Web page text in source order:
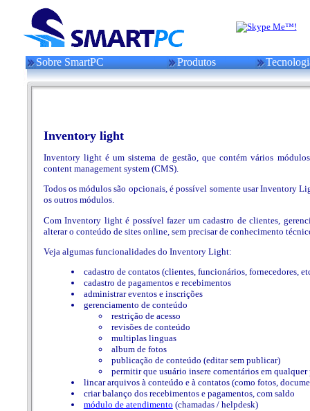
Sobre SmartPC Produtos
Inventory light
Inventory light é um sistema de gestão, que contém vários
content management system (CMS).
Todos os módulos são opcionais, é possível somente usar Inventory
os outros módulos.
Com Inventory light é possível fazer um cadastro de clientes,
alterar o conteúdo de sites online, sem precisar de conhecimento
Veja algumas funcionalidades do Inventory Light:
cadastro de contatos (clientes, funcionários, fornecedores,
cadastro de pagamentos e recebimentos
administrar eventos e inscrições
gerenciamento de conteúdo
restrição de acesso
revisões de conteúdo
multiplas linguas
album de fotos
publicação de conteúdo (editar sem publicar)
permitir que usuário insere comentários em qualquer
lincar arquivos à conteúdo e à contatos (como fotos,
criar balanço dos recebimentos e pagamentos, com saldo
módulo de atendimento (chamadas / helpdesk)